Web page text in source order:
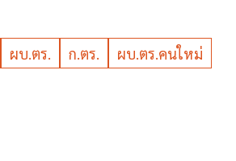
ผบ.ตร. ก.ตร.
ผบ.ตร.คนใหม่